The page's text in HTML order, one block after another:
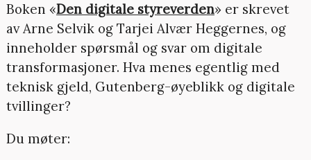
Boken «Den digitale styreverden» er skrevet
av Arne Selvik og Tarjei Alvær Heggernes, og
inneholder spørsmål og svar om digitale
transformasjoner. Hva menes egentlig med
teknisk gjeld, Gutenberg-øyeblikk og digitale
tvillinger?
Du møter: